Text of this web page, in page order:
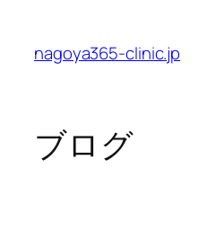
nagoya365-clinic.jp
ブログ